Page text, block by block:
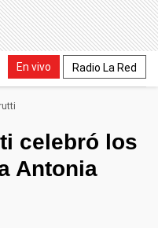
En vivo Radio La Red
celebró los
Antonia